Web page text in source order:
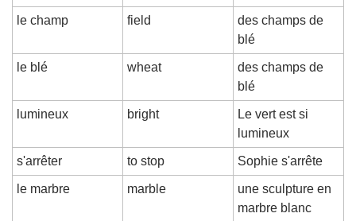
le champ field
des champs de
blé
le blé wheat
des champs de
blé
lumineux bright
Le vert est si
lumineux
s'arrêter to stop Sophie s'arrête
le marbre marble
une sculpture en
marbre blanc